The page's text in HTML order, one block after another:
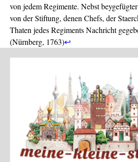
von jedem Regimente. Nebst
von der Stiftung, denen Chefs, der
Thaten jedes Regiments Nachricht
(Nürnberg, 1763)↩